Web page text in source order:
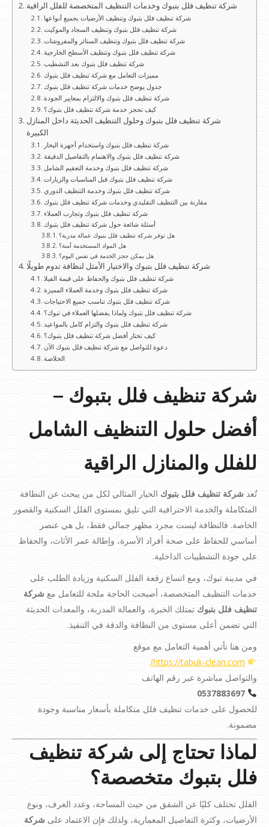
شركة تنظيف فلل بتبوك وخدمات التنظيف المتخصصة للفلل الراقية
شركة تنظيف فلل بتبوك وتنظيف الأرضيات بجميع أنواعها
شركة تنظيف فلل بتبوك وتنظيف السجاد والموكيت
شركة تنظيف فلل بتبوك وتنظيف الستائر والمفروشات
شركة تنظيف فلل بتبوك وتنظيف الأسطح الخارجية
شركة تنظيف فلل بتبوك بعد التشطيب
مميزات التعامل مع شركة تنظيف فلل بتبوك
جدول يوضح خدمات شركة تنظيف فلل بتبوك
شركة تنظيف فلل بتبوك والالتزام بمعايير الجودة
كيف تحجز خدمة شركة تنظيف فلل بتبوك؟
شركة تنظيف فلل بتبوك وحلول التنظيف الحديثة داخل المنازل
الكبيرة
شركة تنظيف فلل بتبوك واستخدام أجهزة البخار
شركة تنظيف فلل بتبوك والاهتمام بالتفاصيل الدقيقة
شركة تنظيف فلل بتبوك وخدمة التعقيم الشامل
شركة تنظيف فلل بتبوك قبل المناسبات والزيارات
شركة تنظيف فلل بتبوك وخدمة التنظيف الدوري
مقارنة بين التنظيف التقليدي وخدمات شركة تنظيف فلل بتبوك
شركة تنظيف فلل بتبوك وتجارب العملاء
أسئلة شائعة حول شركة تنظيف فلل بتبوك
هل توفر شركة تنظيف فلل بتبوك عمالة مدربة؟
هل المواد المستخدمة آمنة؟
هل يمكن حجز الخدمة في نفس اليوم؟
شركة تنظيف فلل بتبوك والاختيار الأمثل لنظافة تدوم طويلًا
شركة تنظيف فلل بتبوك والحفاظ على قيمة الفيلا
شركة تنظيف فلل بتبوك وخدمة العملاء المميزة
شركة تنظيف فلل بتبوك تناسب جميع الاحتياجات
شركة تنظيف فلل بتبوك ولماذا يفضلها العملاء في تبوك؟
شركة تنظيف فلل بتبوك والتزام كامل بالمواعيد
كيف تختار أفضل شركة تنظيف فلل بتبوك؟
دعوة للتواصل مع شركة تنظيف فلل بتبوك الآن
الخلاصة
شركة تنظيف فلل بتبوك –
أفضل حلول التنظيف الشامل
للفلل والمنازل الراقية
تُعد شركة تنظيف فلل بتبوك الخيار المثالي لكل من يبحث عن النظافة
المتكاملة والخدمة الاحترافية التي تليق بمستوى الفلل السكنية والقصور
الخاصة. فالنظافة ليست مجرد مظهر جمالي فقط، بل هي عنصر
أساسي للحفاظ على صحة أفراد الأسرة، وإطالة عمر الأثاث، والحفاظ
على جودة التشطيبات الداخلية.
في مدينة تبوك، ومع اتساع رقعة الفلل السكنية وزيادة الطلب على
خدمات التنظيف المتخصصة، أصبحت الحاجة ملحة للتعامل مع شركة
تنظيف فلل بتبوك تمتلك الخبرة، والعمالة المدربة، والمعدات الحديثة
التي تضمن أعلى مستوى من النظافة والدقة في التنفيذ.
ومن هنا تأتي أهمية التعامل مع موقع
https://tabuk-clean.com/
والتواصل مباشرة عبر رقم الهاتف
0537883697
للحصول على خدمات تنظيف فلل متكاملة بأسعار مناسبة وجودة
مضمونة.
لماذا تحتاج إلى شركة تنظيف
فلل بتبوك متخصصة؟
الفلل تختلف كليًا عن الشقق من حيث المساحة، وعدد الغرف، ونوع
الأرضيات، وكثرة التفاصيل المعمارية، ولذلك فإن الاعتماد على شركة